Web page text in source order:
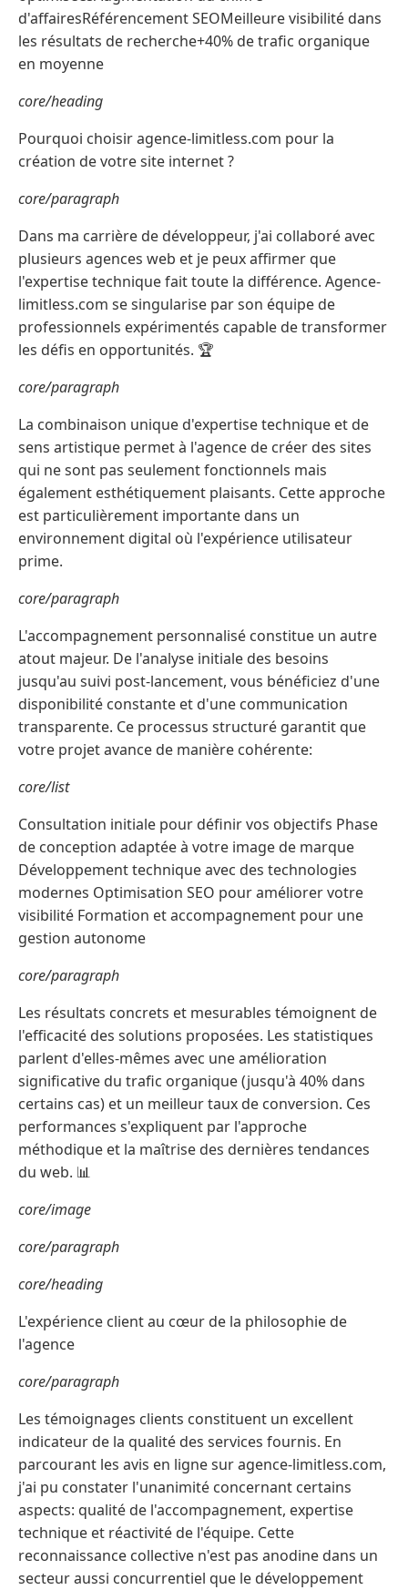
d'affairesRéférencement SEOMeilleure visibilité dans
les résultats de recherche+40% de trafic organique
en moyenne
core/heading
Pourquoi choisir agence-limitless.com pour la
création de votre site internet ?
core/paragraph
Dans ma carrière de développeur, j'ai collaboré avec
plusieurs agences web et je peux affirmer que
l'expertise technique fait toute la différence. Agence-
limitless.com se singularise par son équipe de
professionnels expérimentés capable de transformer
les défis en opportunités. 🏆
core/paragraph
La combinaison unique d'expertise technique et de
sens artistique permet à l'agence de créer des sites
qui ne sont pas seulement fonctionnels mais
également esthétiquement plaisants. Cette approche
est particulièrement importante dans un
environnement digital où l'expérience utilisateur
prime.
core/paragraph
L'accompagnement personnalisé constitue un autre
atout majeur. De l'analyse initiale des besoins
jusqu'au suivi post-lancement, vous bénéficiez d'une
disponibilité constante et d'une communication
transparente. Ce processus structuré garantit que
votre projet avance de manière cohérente:
core/list
Consultation initiale pour définir vos objectifs Phase
de conception adaptée à votre image de marque
Développement technique avec des technologies
modernes Optimisation SEO pour améliorer votre
visibilité Formation et accompagnement pour une
gestion autonome
core/paragraph
Les résultats concrets et mesurables témoignent de
l'efficacité des solutions proposées. Les statistiques
parlent d'elles-mêmes avec une amélioration
significative du trafic organique (jusqu'à 40% dans
certains cas) et un meilleur taux de conversion. Ces
performances s'expliquent par l'approche
méthodique et la maîtrise des dernières tendances
du web. 📊
core/image
core/paragraph
core/heading
L'expérience client au cœur de la philosophie de
l'agence
core/paragraph
Les témoignages clients constituent un excellent
indicateur de la qualité des services fournis. En
parcourant les avis en ligne sur agence-limitless.com,
j'ai pu constater l'unanimité concernant certains
aspects: qualité de l'accompagnement, expertise
technique et réactivité de l'équipe. Cette
reconnaissance collective n'est pas anodine dans un
secteur aussi concurrentiel que le développement